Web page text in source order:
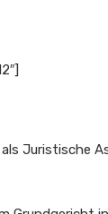
als Juristische